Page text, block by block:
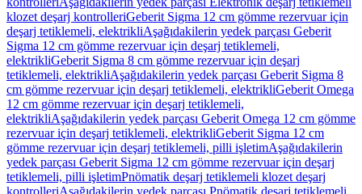
klozet deşarj kontrolleriGeberit Sigma 12 cm gömme rezervuar için
deşarj tetiklemeli, elektrikliAşağıdakilerin yedek parçası Geberit
Sigma 12 cm gömme rezervuar için deşarj tetiklemeli,
elektrikliGeberit Sigma 8 cm gömme rezervuar için deşarj
tetiklemeli, elektrikliAşağıdakilerin yedek parçası Geberit Sigma 8
cm gömme rezervuar için deşarj tetiklemeli, elektrikliGeberit Omega
12 cm gömme rezervuar için deşarj tetiklemeli,
elektrikliAşağıdakilerin yedek parçası Geberit Omega 12 cm gömme
rezervuar için deşarj tetiklemeli, elektrikliGeberit Sigma 12 cm
gömme rezervuar için deşarj tetiklemeli, pilli işletimAşağıdakilerin
yedek parçası Geberit Sigma 12 cm gömme rezervuar için deşarj
tetiklemeli, pilli işletimPnömatik deşarj tetiklemeli klozet deşarj
kontrolleriAşağıdakilerin yedek parçası Pnömatik deşarj tetiklemeli